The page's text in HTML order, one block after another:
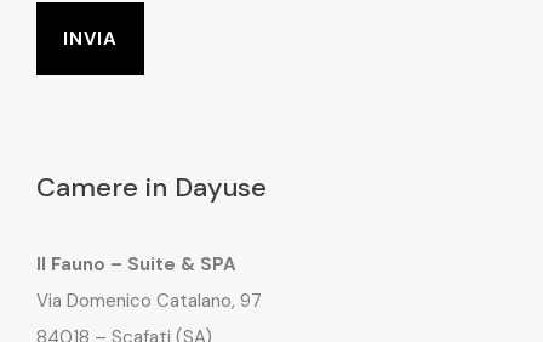
Camere in Dayuse
Il Fauno – Suite & SPA
Via Domenico Catalano, 97
84018 – Scafati (SA)